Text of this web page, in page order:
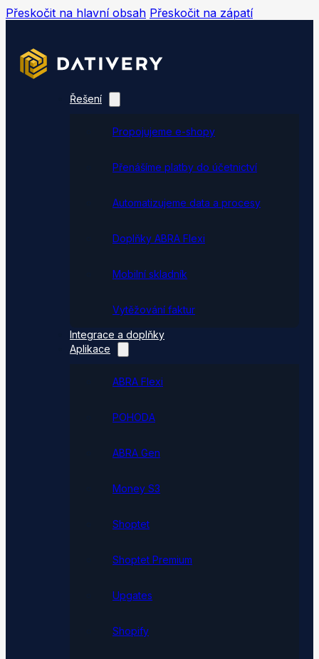
Přeskočit na hlavní obsah Přeskočit na zápatí
Řešení
Propojujeme e-shopy
Přenášíme platby do účetnictví
Automatizujeme data a procesy
Doplňky ABRA Flexi
Mobilní skladník
Vytěžování faktur
Integrace a doplňky
Aplikace
ABRA Flexi
POHODA
ABRA Gen
Money S3
Shoptet
Shoptet Premium
Upgates
Shopify